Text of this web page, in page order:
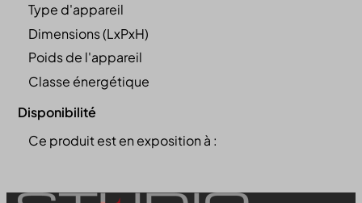
Type d'appareil
Dimensions (LxPxH)
Poids de l'appareil
Classe énergétique
Disponibilité
Ce produit est en exposition à :